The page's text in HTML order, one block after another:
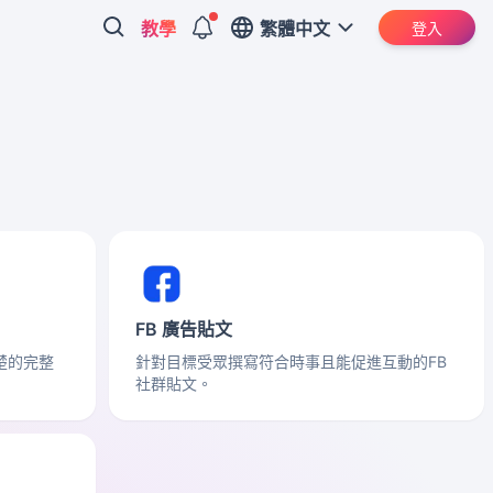
教學 繁體中文 登入
的完整
FB 廣告貼文
針對目標受眾撰寫符合時事且能促進互動的FB
社群貼文。